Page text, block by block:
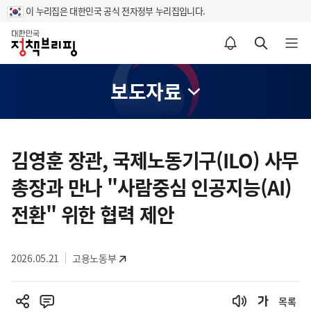
이 누리집은 대한민국 공식 전자정부 누리집입니다.
홈
알림설정 바로가기 검색 바로가기 메뉴 열기
보도자료
텐
츠
영
역
김영훈 장관, 국제노동기구(ILO) 사무
총장과 만나 "사람중심 인공지능(AI)
전환" 위한 협력 제안
2026.05.21 고용노동부
목록